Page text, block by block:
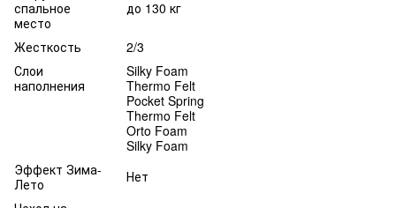
спальное
место
до 130 кг
Жесткость
2/3
Слои
наполнения
Silky Foam
Thermo Felt
Pocket Spring
Thermo Felt
Orto Foam
Silky Foam
Эффект Зима-
Лето
Нет